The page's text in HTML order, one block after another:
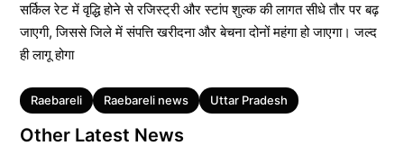
​सर्किल रेट में वृद्धि होने से रजिस्ट्री और स्टांप शुल्क की लागत सीधे तौर पर बढ़
जाएगी, जिससे जिले में संपत्ति खरीदना और बेचना दोनों महंगा हो जाएगा। जल्द
ही लागू होगा
Tags
Raebareli Raebareli news Uttar Pradesh
Other Latest News